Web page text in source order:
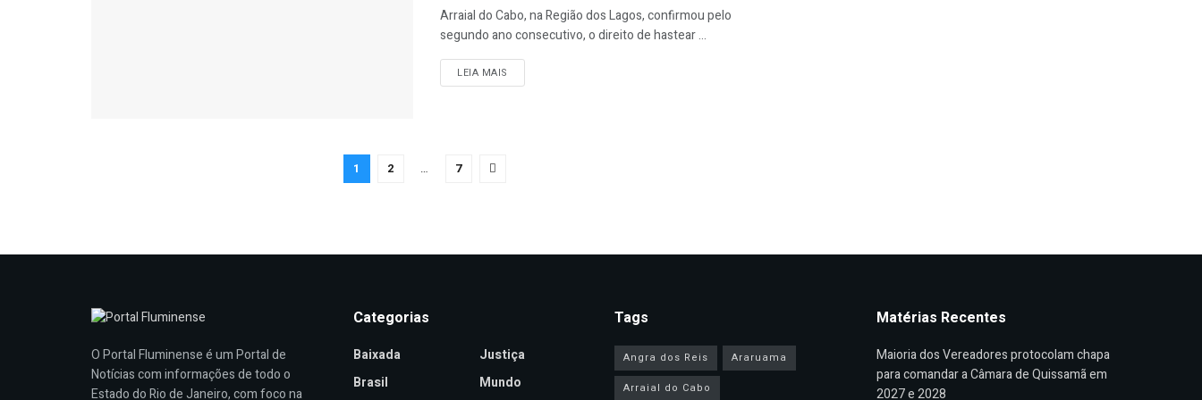
Arraial do Cabo, na Região dos Lagos, confirmou pelo
segundo ano consecutivo, o direito de hastear ...
LEIA MAIS
1 2 … 7
O Portal Fluminense é um Portal de
Notícias com informações de todo o
Estado do Rio de Janeiro, com foco na
Categorias
Baixada
Brasil
Justiça
Mundo
Tags
Angra dos Reis
Araruama
Arraial do Cabo
Matérias Recentes
Maioria dos Vereadores protocolam chapa
para comandar a Câmara de Quissamã em
2027 e 2028